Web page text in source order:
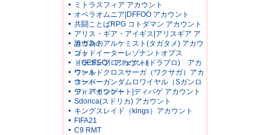
ミトラスフィア アカウント
オペラオムニア|DFFOO アカウント
共闘ことばRPG コトダマン アカウント
アリス・ギア・アイギス|アリスギア ア
カウント
誰ガ為のアルケミスト(タガタメ) アカウ
ント
ゴッドイーターレゾナントオプス
（GEREO）アカウント
ドラゴンプロジェクト(ドラプロ) アカ
ウント
ワールドクロスサーガ（ワクサガ）アカ
ウント
スーパーガンダムロワイヤル（Sガンロ
ワ）アカウント
ディバインゲート|ディバゲ アカウント
Sdorica(スドリカ) アカウント
キングスレイド（kings）アカウント
FIFA21
C9 RMT